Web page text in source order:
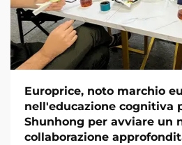
Europrice, noto marchio
nell'educazione cognitiva
Shunhong per avviare un
collaborazione